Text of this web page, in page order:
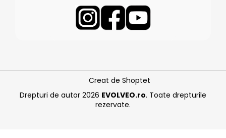
Creat de Shoptet
Drepturi de autor 2026 EVOLVEO.ro. Toate drepturile
rezervate.